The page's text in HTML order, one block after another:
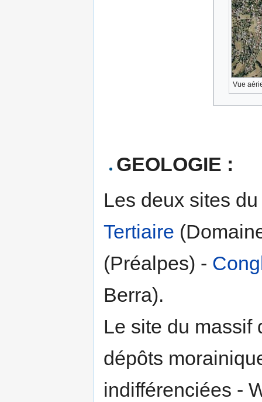
Vue
GEOLOGIE :
Les deux sites
Tertiaire
(Préalpes) -
Berra).
Le site du massif
dépôts
indifférenciées -